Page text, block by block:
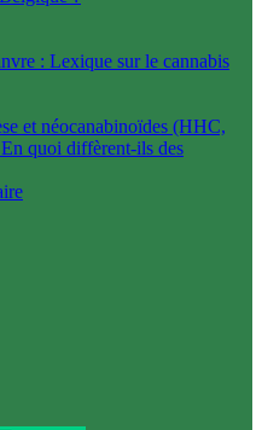
: Lexique sur le cannabis
et néocanabinoïdes (HHC,
quoi diffèrent-ils des